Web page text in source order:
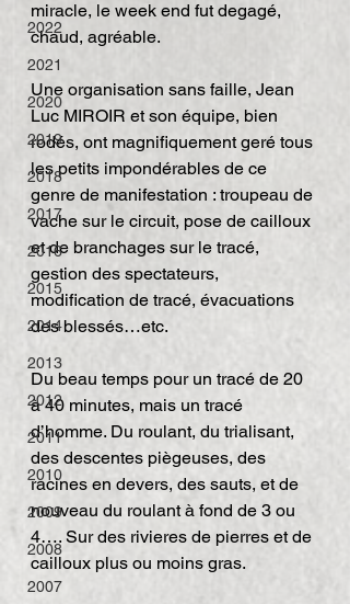
2022
2021
2020
2019
2018
2017
2016
2015
2014
2013
2012
2011
2010
2009
2008
2007
miracle, le week end fut degagé,
chaud, agréable.
Une organisation sans faille, Jean
Luc MIROIR et son équipe, bien
rodés, ont magnifiquement geré tous
les petits impondérables de ce
genre de manifestation : troupeau de
vache sur le circuit, pose de cailloux
et de branchages sur le tracé,
gestion des spectateurs,
modification de tracé, évacuations
des blessés…etc.
Du beau temps pour un tracé de 20
à 40 minutes, mais un tracé
d’homme. Du roulant, du trialisant,
des descentes piègeuses, des
racines en devers, des sauts, et de
nouveau du roulant à fond de 3 ou
4…. Sur des rivieres de pierres et de
cailloux plus ou moins gras.